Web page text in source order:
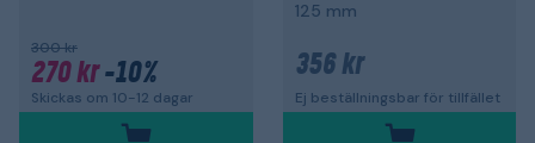
300 kr
270 kr-10%
Skickas om 10-12 dagar
125 mm
356 kr
Ej beställningsbar för tillfället